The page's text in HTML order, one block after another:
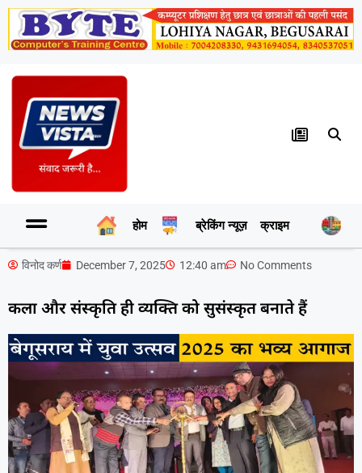
होम ब्रेकिंग न्यूज़ क्राइम
विनोद कर्ण December 7, 2025 12:40 am No Comments
कला और संस्कृति ही व्यक्ति को सुसंस्कृत बनाते हैं